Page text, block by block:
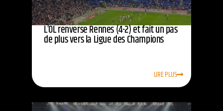
L’OL renverse Rennes (4-2) et fait un pas
de plus vers la Ligue des Champions
LIRE PLUS